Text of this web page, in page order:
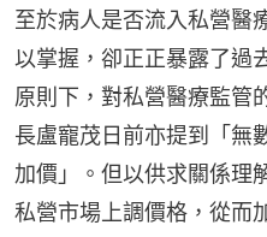
至於病人是否流入私營醫
以掌握，卻正正暴露了過
原則下，對私營醫療監管
長盧寵茂日前亦提到「無
加價」。但以供求關係理
私營市場上調價格，從而